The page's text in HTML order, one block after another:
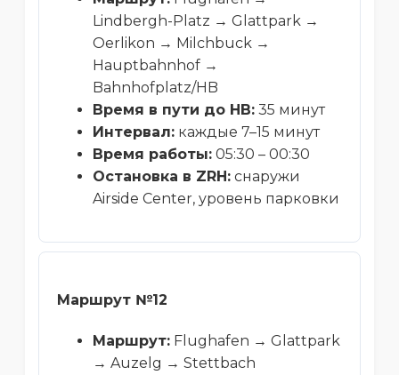
Lindbergh-Platz → Glattpark →
Oerlikon → Milchbuck →
Hauptbahnhof →
Bahnhofplatz/HB
Время в пути до HB: 35 минут
Интервал: каждые 7–15 минут
Время работы: 05:30 – 00:30
Остановка в ZRH: снаружи
Airside Center, уровень парковки
Маршрут №12
Маршрут: Flughafen → Glattpark
→ Auzelg → Stettbach